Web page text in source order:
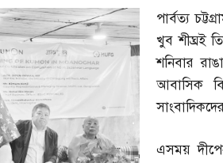
পার্বত্য
খুব শীঘ্রই
শনিবার
আবাসিক
এসময়